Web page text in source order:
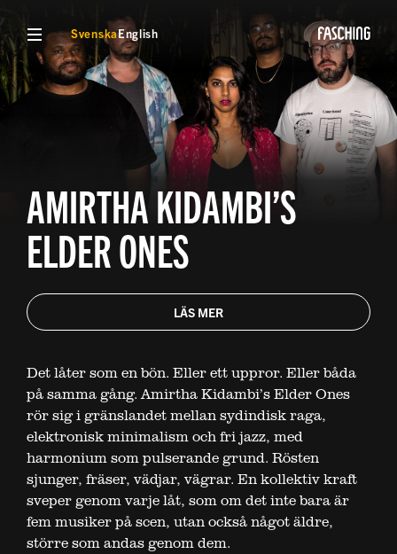
VISA MENYSvenskaEnglish
AMIRTHA KIDAMBI’S
ELDER ONES
LÄS MER
Det låter som en bön. Eller ett uppror. Eller båda
på samma gång. Amirtha Kidambi’s Elder Ones
rör sig i gränslandet mellan sydindisk raga,
elektronisk minimalism och fri jazz, med
harmonium som pulserande grund. Rösten
sjunger, fräser, vädjar, vägrar. En kollektiv kraft
sveper genom varje låt, som om det inte bara är
fem musiker på scen, utan också något äldre,
större som andas genom dem.